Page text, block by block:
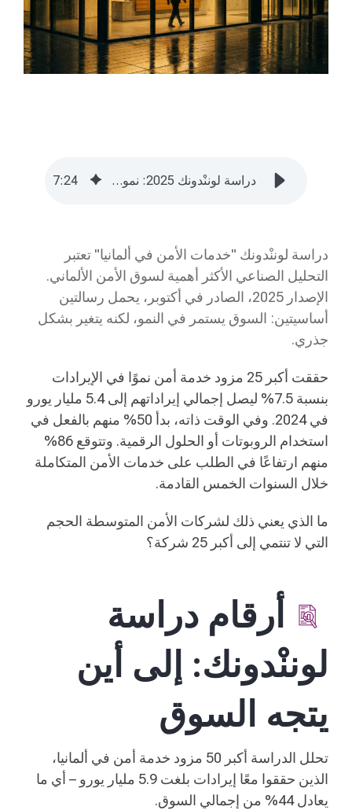
دراسة لوننْدونك 2025: نمو القطاع والتحول الرقمي 7:24
دراسة لوننْدونك "خدمات الأمن في ألمانيا" تعتبر
التحليل الصناعي الأكثر أهمية لسوق الأمن الألماني.
الإصدار 2025، الصادر في أكتوبر، يحمل رسالتين
أساسيتين: السوق يستمر في النمو، لكنه يتغير بشكل
جذري.
حققت أكبر 25 مزود خدمة أمن نموًا في الإيرادات
بنسبة 7.5% ليصل إجمالي إيراداتهم إلى 5.4 مليار يورو
في 2024. وفي الوقت ذاته، بدأ 50% منهم بالفعل في
استخدام الروبوتات أو الحلول الرقمية. وتتوقع 86%
منهم ارتفاعًا في الطلب على خدمات الأمن المتكاملة
خلال السنوات الخمس القادمة.
ما الذي يعني ذلك لشركات الأمن المتوسطة الحجم
التي لا تنتمي إلى أكبر 25 شركة؟
أرقام دراسة
لوننْدونك: إلى أين
يتجه السوق
تحلل الدراسة أكبر 50 مزود خدمة أمن في ألمانيا،
الذين حققوا معًا إيرادات بلغت 5.9 مليار يورو – أي ما
يعادل 44% من إجمالي السوق.